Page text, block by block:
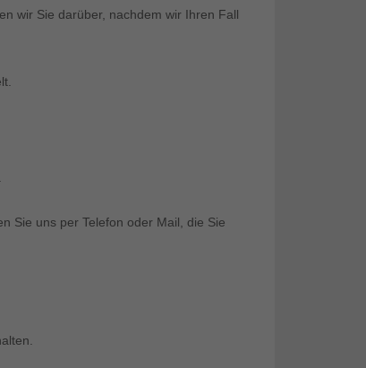
wir Sie darüber, nachdem wir Ihren Fall
Sie uns per Telefon oder Mail, die Sie